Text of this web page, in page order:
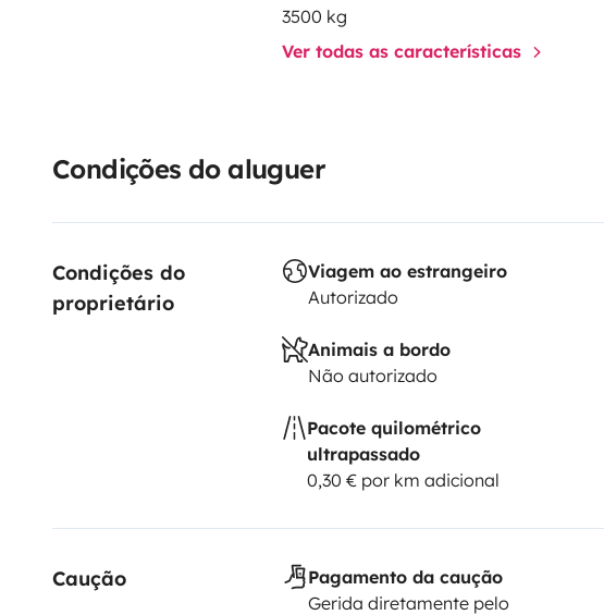
3500 kg
Ver todas as características
Condições do aluguer
Condições do
proprietário
Viagem ao estrangeiro
Autorizado
Animais a bordo
Não autorizado
Pacote quilométrico
ultrapassado
0,30 € por km adicional
Caução
Pagamento da caução
Gerida diretamente pelo